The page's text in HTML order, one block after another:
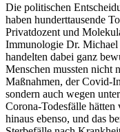
Die politischen
haben hunderttausende
Privatdozent und
Immunologie Dr.
handelten dabei ganz
Menschen mussten nicht
Maßnahmen, der Covid-
sondern auch wegen
Corona-Todesfälle
hinaus ebenso, und das